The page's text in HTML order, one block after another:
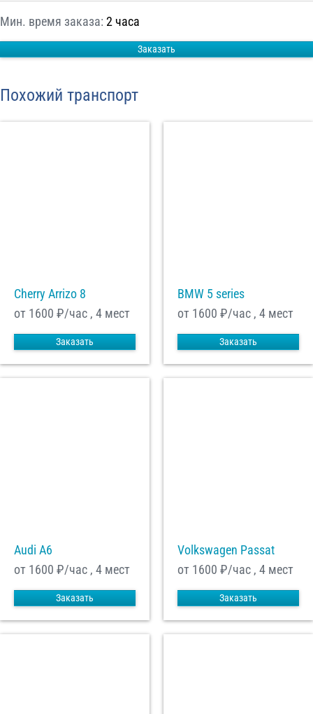
Мин. время заказа: 2 часа
Заказать
Похожий транспорт
Cherry Arrizo 8
от 1600 ₽/час , 4 мест
Заказать
BMW 5 series
от 1600 ₽/час , 4 мест
Заказать
Audi A6
от 1600 ₽/час , 4 мест
Заказать
Volkswagen Passat
от 1600 ₽/час , 4 мест
Заказать